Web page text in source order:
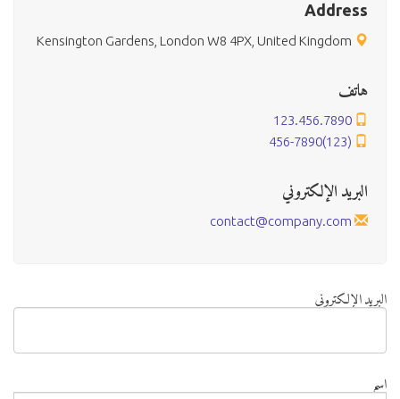
Address
هاتف
123.456.7890
(123)456-7890
البريد الإلكتروني
contact@company.com
البريد الإلكتروني
اسم